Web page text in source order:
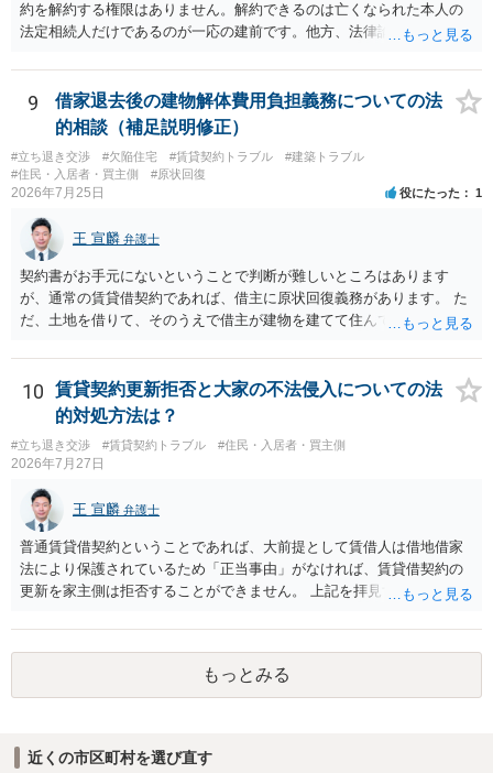
（誰が所有者で誰が実際に住む予定か等）を具体的に書面で説明して
ほしいこと、③自分たちの居住継続の必要性を丁寧に伝えること、を
基本方針としたうえで、仮に一定時期の退去を検討する場合には、立
退料・引越費用・原状回復費用負担などの条件を明確にした書面を作
成することが重要です。 契約書では、更新条項・解除条項・期間の定
め・定期借家に関する記載の有無、これまでの更新時の合意内容
（「今回で最後」などの文言）が、借主不利な特約として無効になり
得るかどうかも含めて検討ポイントになりますので、署名押印前に内
容を十分に確認し、不明点は弁護士に相談することをおすすめしま
す。
約を解約する権限はありません。解約できるのは亡くなられた本人の
法定相続人だけであるのが一応の建前です。他方、法律論はさてお
する動機づけがなくなります。 今回進められつつある手続はあくまで
も、建物を賃貸人に一日も早く明け渡すための便宜的方法として理解
するのが良いと思います。またその方法で進めた方が、連帯保証人で
あるお知り合いさんにとっても、自身の経済的負担を最小限に食い止
められるため望ましいやり方だといえます。
9
借家退去後の建物解体費用負担義務についての法
的相談（補足説明修正）
#立ち退き交渉 #欠陥住宅 #賃貸契約トラブル
#建築トラブル
#住民・入居者・買主側
#原状回復
2026年7月25日 役にたった 1
王 宣麟 弁護士
契約書がお手元にないということで判断が難しいところはあります
が、通常の賃貸借契約であれば、借主に原状回復義務があります。 た
だ、土地を借りて、そのうえで借主が建物を建てて住んでいたケース
であれば、建物を収去して土地を明渡す義務は原則生じないはずで
す。 その後、建物を平屋に立て替えた場合であっても、貸主の承諾を
得ているのであれば、単純に費用を捻出した側に平屋の所有権が帰属
する、という話になるわけでもないように思います。 そのため、現
状、解体費用を負担することが明確な案件ではないため、まずは相手
に請求の根拠（なぜ当方が平屋の解体費用を負担しなければならない
のか）を確認されてみてはいかがでしょうか。
10
賃貸契約更新拒否と大家の不法侵入についての法
的対処方法は？
#立ち退き交渉 #賃貸契約トラブル #住民・入居者・買主側
2026年7月27日
王 宣麟 弁護士
普通賃貸借契約ということであれば、大前提として賃借人は借地借家
法により保護されているため「正当事由」がなければ、賃貸借契約の
更新を家主側は拒否することができません。 上記を拝見する限り、通
定期確認させてもらないこと」が直ちに正当事由に当たるとは思えま
せんので、更新拒絶を拒否される方向性でよろしいかと存じます。 そ
の交渉の中で、一定の金銭をもらえれば退去には応じる旨交渉をして
みるのはいかがでしょうか。 過去に賃借人の許可なく無断で賃貸人が
のも一つでしょう。
もっとみる
近くの市区町村を選び直す